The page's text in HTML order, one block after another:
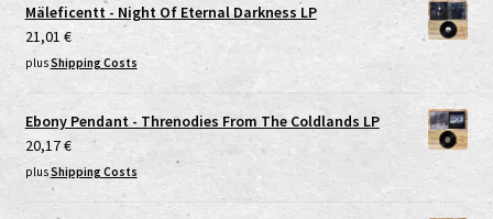
Mäleficentt - Night Of Eternal Darkness LP
21,01 €
plusShipping Costs
Ebony Pendant - Threnodies From The Coldlands LP
20,17€
plusShipping Costs